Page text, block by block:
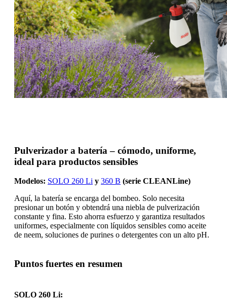
Pulverizador a batería – cómodo, uniforme,
ideal para productos sensibles
Modelos: SOLO 260 Li y 360 B (serie CLEANLine)
Aquí, la batería se encarga del bombeo. Solo necesita
presionar un botón y obtendrá una niebla de pulverización
constante y fina. Esto ahorra esfuerzo y garantiza resultados
uniformes, especialmente con líquidos sensibles como aceite
de neem, soluciones de purines o detergentes con un alto pH.
Puntos fuertes en resumen
SOLO 260 Li: